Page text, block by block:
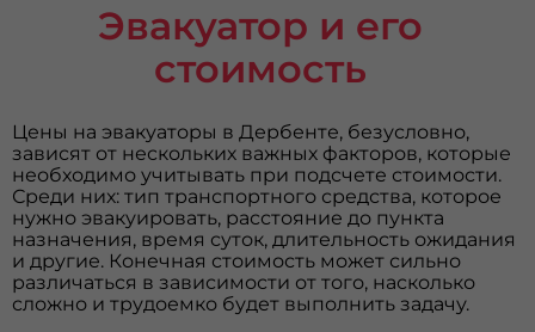
Эвакуатор и его
стоимость
Цены на эвакуаторы в Дербенте, безусловно,
зависят от нескольких важных факторов, которые
необходимо учитывать при подсчете стоимости.
Среди них: тип транспортного средства, которое
нужно эвакуировать, расстояние до пункта
назначения, время суток, длительность ожидания
и другие. Конечная стоимость может сильно
различаться в зависимости от того, насколько
сложно и трудоемко будет выполнить задачу.